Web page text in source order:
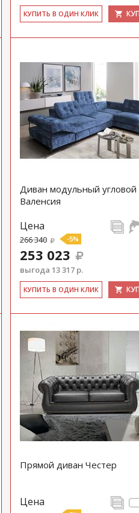
КУ­ПИТЬ В ОДИН КЛИК
Диван модульный угловой
Валенсия
Цена
266 340 -5%
253 023
выгода 13 317 р.
КУ­ПИТЬ В ОДИН КЛИК
Прямой диван Честер
Цена